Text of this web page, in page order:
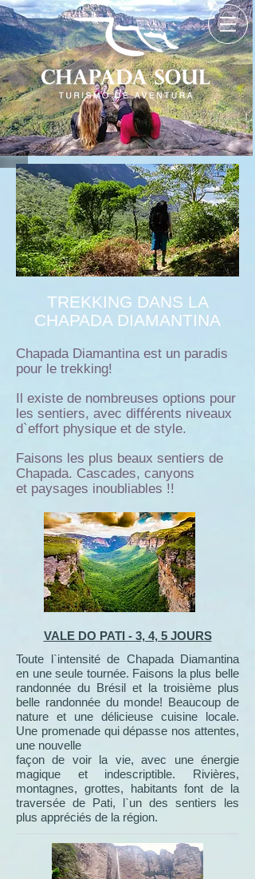
TREKKING DANS LA
CHAPADA DIAMANTINA
Chapada Diamantina est un paradis
pour le trekking!
Il existe de nombreuses options pour
les sentiers, avec différents niveaux
d`effort physique et de style.
Faisons les plus beaux sentiers de
Chapada. Cascades, canyons
et paysages inoubliables !!
VALE DO PATI - 3, 4, 5 JOURS
Toute l`intensité de Chapada Diamantina
en une seule tournée. Faisons la plus belle
randonnée du Brésil et la troisième plus
belle randonnée du monde! Beaucoup de
nature et une délicieuse cuisine locale.
Une promenade qui dépasse nos attentes,
une nouvelle
façon de voir la vie, avec une énergie
magique et indescriptible. Rivières,
montagnes, grottes, habitants font de la
traversée de Pati, l`un des sentiers les
plus appréciés de la région.